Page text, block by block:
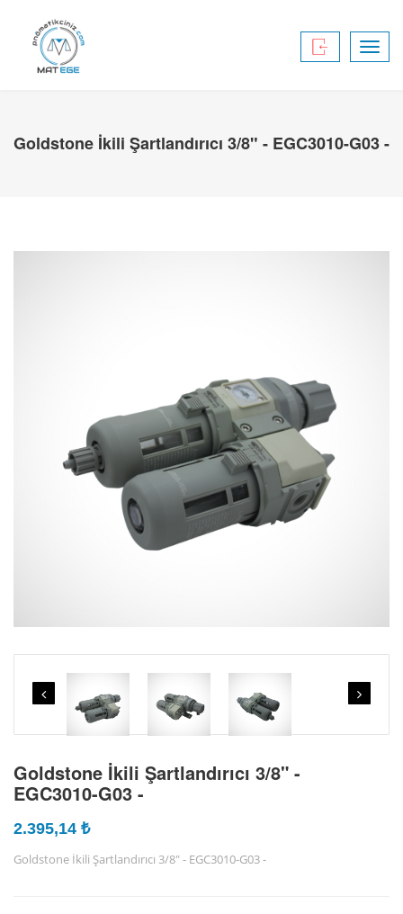
Goldstone İkili Şartlandırıcı 3/8" - EGC3010-G03 -
Goldstone İkili Şartlandırıcı 3/8" -
EGC3010-G03 -
2.395,14 ₺
Goldstone İkili Şartlandırıcı 3/8" - EGC3010-G03 -